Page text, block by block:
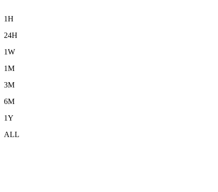
1H
24H
1W
1M
3M
6M
1Y
ALL